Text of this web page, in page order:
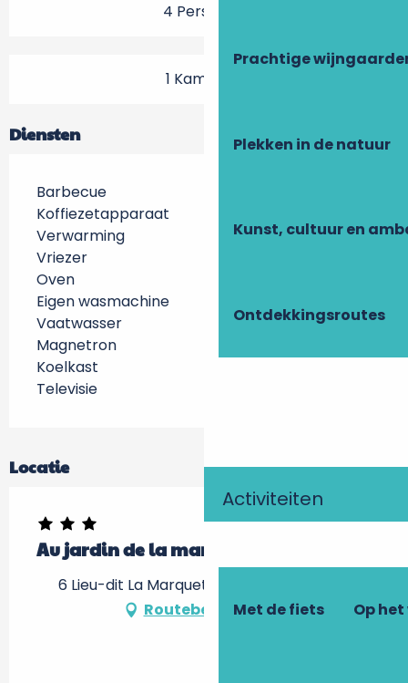
Prachtige
Plekken in de natuur
Kunst, cultuur en
Ontdekkingsroutes
Activiteiten
Met de fiets Op
4 Personen
1 Kamer(s)
Diensten
Barbecue
Koffiezetapparaat
Verwarming
Vriezer
Oven
Eigen wasmachine
Vaatwasser
Magnetron
Koelkast
Televisie
Locatie
Au jardin de la marquetterie
6 Lieu-dit La Marquetterie, 37310 Cigogné
Routebeschrijving